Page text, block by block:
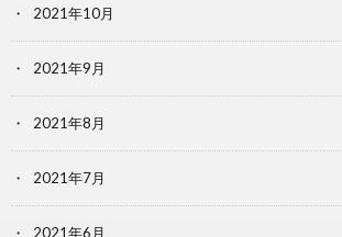
2021年10月
2021年9月
2021年8月
2021年7月
2021年6月